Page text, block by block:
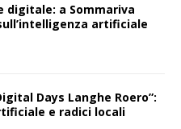
digitale: a Sommariva
artificiale
Days Langhe Roero”:
e radici locali